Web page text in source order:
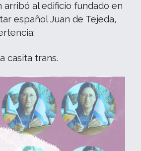
arribó al edificio fundado en
español Juan de Tejeda,
casita trans.